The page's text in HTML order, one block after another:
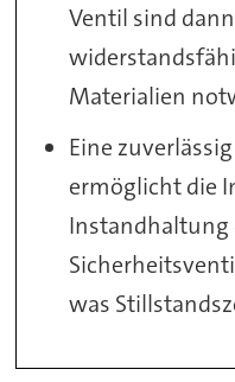
Ventil sind
Materialien
Eine
ermöglicht die
Instandhaltung
was